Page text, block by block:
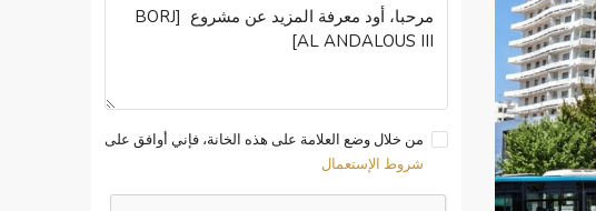
من خلال وضع العلامة على هذه الخانة، فإني أوافق على
شروط الإستعمال